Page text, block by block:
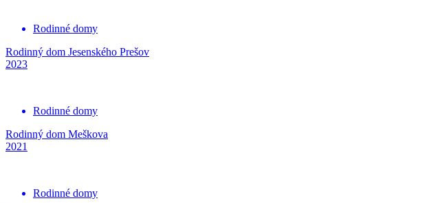
Rodinné domy
Rodinný dom Jesenského Prešov
2023
Rodinné domy
Rodinný dom Meškova
2021
Rodinné domy